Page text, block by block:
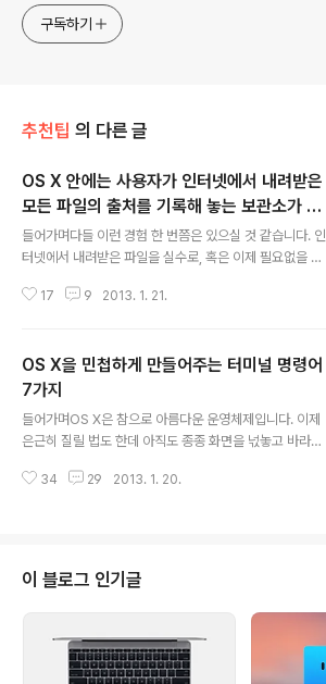
구독하기
추천팁 의 다른 글
OS X 안에는 사용자가 인터넷에서 내려받은
모든 파일의 출처를 기록해 놓는 보관소가 있
다?
들어가며다들 이런 경험 한 번쯤은 있으실 것 같습니다. 인
터넷에서 내려받은 파일을 실수로, 혹은 이제 필요없을 줄
넷을 한참동안 뒤적거려 보신 경험을 말이죠. 웹사이트를
노릇입니다.하지만 OS X은 사용자가 인터넷에서 파일을
내려받을 때마다 그 출처를 시스템 한 켠에 상세히 기록해
놓기 때문에 파일을 찾는 수고를 상당히 경감할 수 있습니
다. ▼ 이 기록 덕분에 command + I 단축키로 파일 정보
창을 띄워 파일의 출처를 쉽게 확인할 수 있으며 ▼ 파일을
실행하기에 앞서 해당 파일이 외부에서 유입된 파일이니
17 9 2013. 1. 21.
OS X을 민첩하게 만들어주는 터미널 명령어
7가지
들어가며OS X은 참으로 아름다운 운영체제입니다. 이제
은근히 질릴 법도 한데 아직도 종종 화면을 넋놓고 바라보
만 군더더기 없는 각종 창과 버튼의 디자인, 살며시 나타났
새로운 창이 화면에 나타날 때 적용되는 애니메이션(혹은
트랜지션) 효과도 맥 운영체제의 아름다움에 크게 한 몫을
거들고 있습니다. 하지만 애니메이션 효과는 맥 운영체제
에 아름다움을 불어 넣어주는 대신 명령을 내린 후부터 결
과를 보기까지 '뜸'을 들여 체감 성능을 저하시키는 양면성
도 가지고 있습니다. 이번 팁은 터미널..
34 29 2013. 1. 20.
이 블로그 인기글